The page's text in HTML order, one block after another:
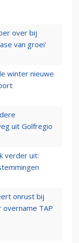
over bij
van groei'
winter nieuwe
uit Golfregio
verder uit:
onrust bij
TAP